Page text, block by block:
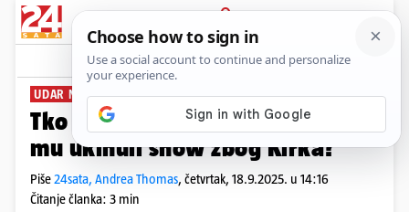
PRIJAVA
News Komentari
UDAR NA DEMOKRACIJU
Tko je Jimmy Kimmel i zašto su
mu ukinuli show zbog Kirka?
Piše24sata, Andrea Thomas, četvrtak, 18.9.2025. u 14:16
Čitanje članka: 3 min